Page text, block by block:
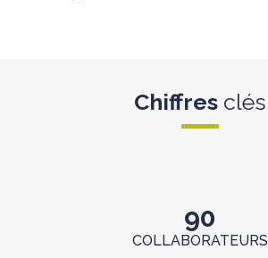
Chiffres clés
90
COLLABORATEURS